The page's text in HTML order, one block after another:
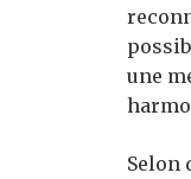
une
Selon